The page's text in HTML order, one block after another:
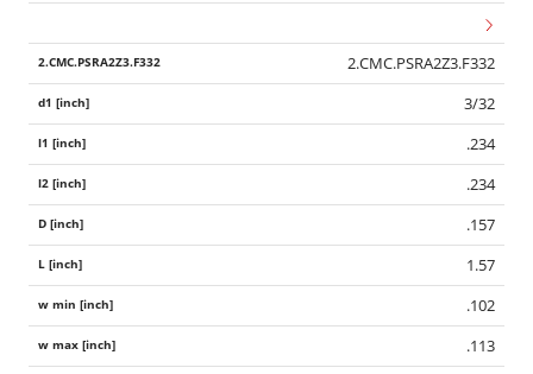
2.CMC.PSRA2Z3.F332
3/32
.234
.234
.157
1.57
.102
.113